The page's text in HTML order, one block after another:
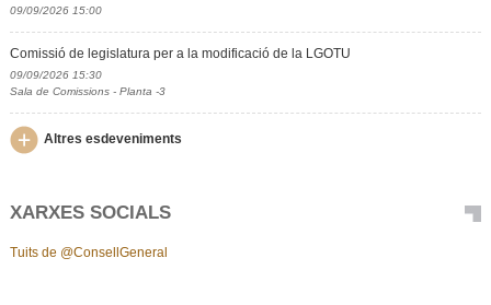
09/09/2026 15:00
Comissió de legislatura per a la modificació de la LGOTU
09/09/2026 15:30
Sala de Comissions - Planta -3
Altres esdeveniments
XARXES SOCIALS
Tuits de @ConsellGeneral